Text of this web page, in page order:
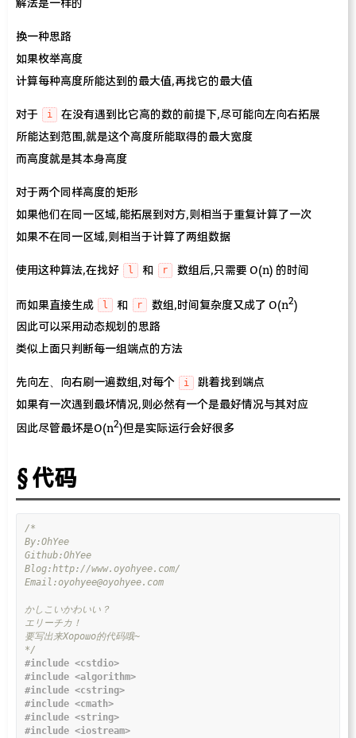
换一种思路
如果枚举高度
计算每种高度所能达到的最大值,再找它的最大值
对于 i
在没有遇到比它高的数的前提下,尽可能向左向右拓展
所能达到范围,就是这个高度所能取得的最大宽度
而高度就是其本身高度
对于两个同样高度的矩形
如果他们在同一区域,能拓展到对方,则相当于重复计算了一次
如果不在同一区域,则相当于计算了两组数据
使用这种算法,在找好 l 和 r 数组后,只需要 O(n) 的时间
而如果直接生成 l 和 r 数组,时间复杂度又成了 O(n2)
因此可以采用动态规划的思路
类似上面只判断每一组端点的方法
先向左、向右刷一遍数组,对每个 i
跳着找到端点
如果有一次遇到最坏情况,则必然有一个是最好情况与其对应
因此尽管最坏是O(n2)但是实际运行会好很多
代码
*/
#include <cstdio>
#include <algorithm>
#include <cstring>
#include <cmath>
#include <string>
#include <iostream>